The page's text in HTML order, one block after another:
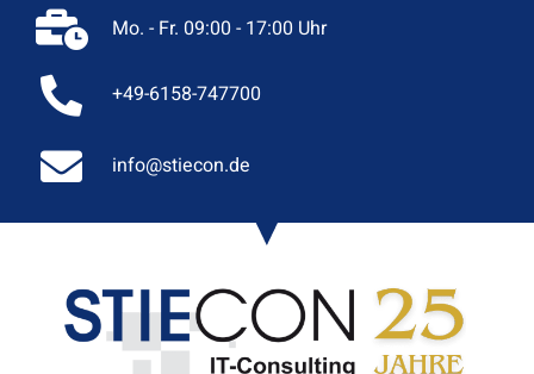
Mo. - Fr. 09:00 - 17:00 Uhr
+49-6158-747700
info@stiecon.de